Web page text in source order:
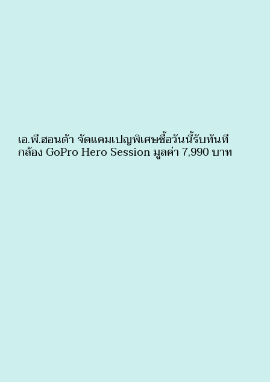
เอ.พี.ฮอนด้า จัดแคมเปญพิเศษซื้อวันนี้รับทันที
กล้อง GoPro Hero Session มูลค่า 7,990 บาท